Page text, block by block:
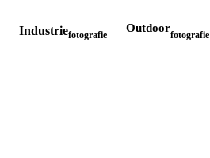
Industriefotografie
Outdoor
fotografie